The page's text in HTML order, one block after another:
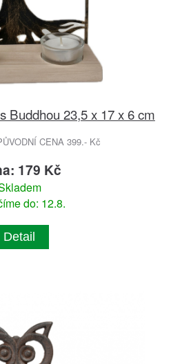
Buddhou 23,5 x 17 x 6 cm
CENA 399.- Kč
179 Kč
do: 12.8.
Detail